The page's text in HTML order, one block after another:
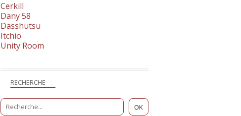
RECHERCHE
Cerkill
Dany 58
Dasshutsu
Itchio
Unity Room